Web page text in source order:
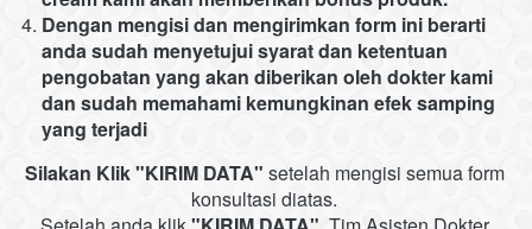
Dengan mengisi dan mengirimkan form ini berarti
anda sudah menyetujui syarat dan ketentuan
pengobatan yang akan diberikan oleh dokter kami
dan sudah memahami kemungkinan efek samping
yang terjadi
Silakan Klik"KIRIM DATA" setelah mengisi semua form
konsultasi diatas.